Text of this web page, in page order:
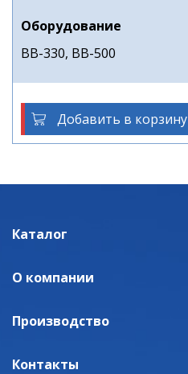
Оборудование
ВВ-330, ВВ-500
Добавить в корзину
Каталог
О компании
Производство
Контакты